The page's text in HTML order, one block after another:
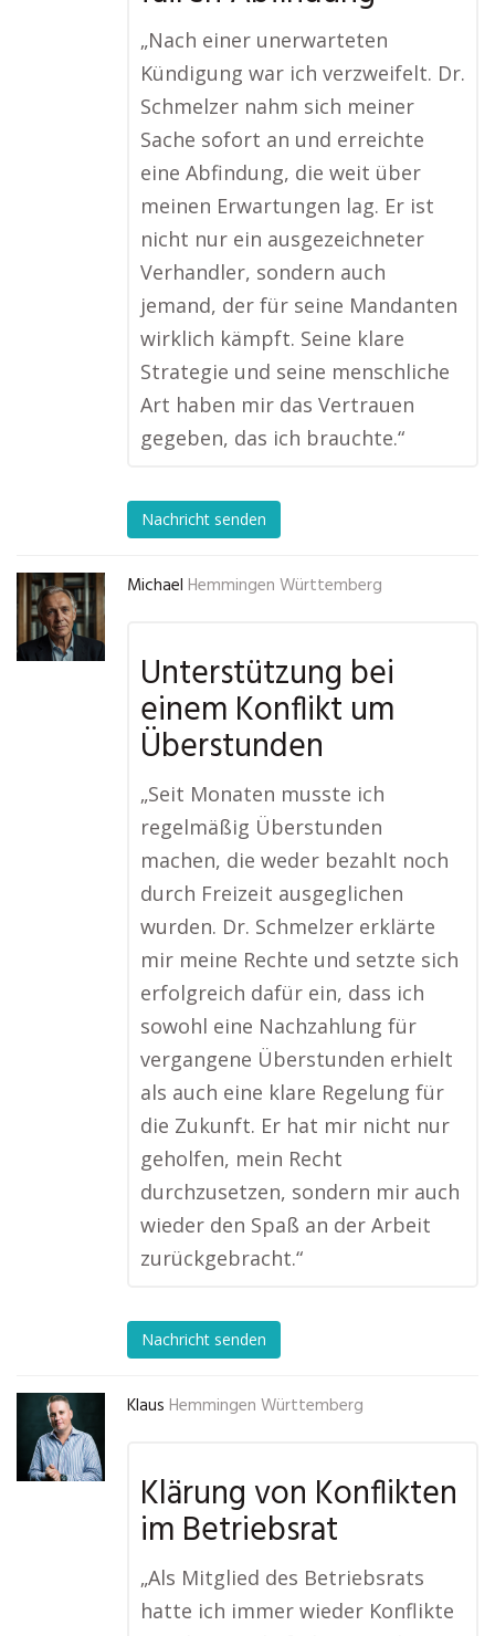
„Nach einer unerwarteten
Kündigung war ich verzweifelt. Dr.
Schmelzer nahm sich meiner
Sache sofort an und erreichte
eine Abfindung, die weit über
meinen Erwartungen lag. Er ist
nicht nur ein ausgezeichneter
Verhandler, sondern auch
jemand, der für seine Mandanten
wirklich kämpft. Seine klare
Strategie und seine menschliche
Art haben mir das Vertrauen
gegeben, das ich brauchte.“
Nachricht senden
Michael Hemmingen Württemberg
Unterstützung bei
einem Konflikt um
Überstunden
„Seit Monaten musste ich
regelmäßig Überstunden
machen, die weder bezahlt noch
durch Freizeit ausgeglichen
wurden. Dr. Schmelzer erklärte
mir meine Rechte und setzte sich
erfolgreich dafür ein, dass ich
sowohl eine Nachzahlung für
vergangene Überstunden erhielt
als auch eine klare Regelung für
die Zukunft. Er hat mir nicht nur
geholfen, mein Recht
durchzusetzen, sondern mir auch
wieder den Spaß an der Arbeit
zurückgebracht.“
Nachricht senden
Klaus Hemmingen Württemberg
Klärung von Konflikten
im Betriebsrat
„Als Mitglied des Betriebsrats
hatte ich immer wieder Konflikte